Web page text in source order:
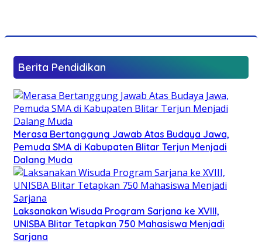
Berita Pendidikan
Merasa Bertanggung Jawab Atas Budaya Jawa,
Pemuda SMA di Kabupaten Blitar Terjun Menjadi
Dalang Muda
Laksanakan Wisuda Program Sarjana ke XVIII,
UNISBA Blitar Tetapkan 750 Mahasiswa Menjadi
Sarjana